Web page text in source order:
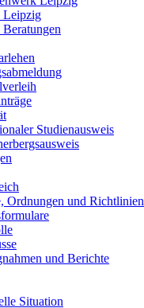
Studienausweis
Ordnungen und Richtlinien
und Berichte
Situation